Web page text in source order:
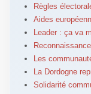
Règles
Aides
Leader : ça va
Les
La Dordogne
Solidarité